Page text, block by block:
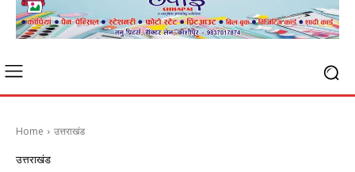
Home उत्तराखंड
उत्तराखंड